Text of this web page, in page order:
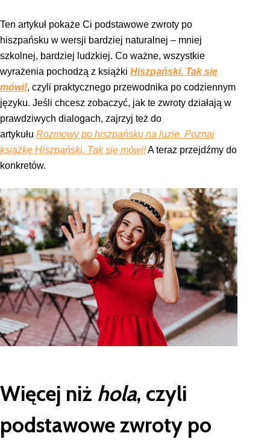
Ten artykuł pokaże Ci podstawowe zwroty po
hiszpańsku w wersji bardziej naturalnej – mniej
szkolnej, bardziej ludzkiej. Co ważne, wszystkie
wyrażenia pochodzą z książki Hiszpański. Tak się
mówi!, czyli praktycznego przewodnika po codziennym
języku. Jeśli chcesz zobaczyć, jak te zwroty działają w
prawdziwych dialogach, zajrzyj też do
artykułu Rozmowy po hiszpańsku na luzie. Poznaj
książkę Hiszpański. Tak się mówi!A teraz przejdźmy do
konkretów.
Więcej niż hola, czyli
podstawowe zwroty po